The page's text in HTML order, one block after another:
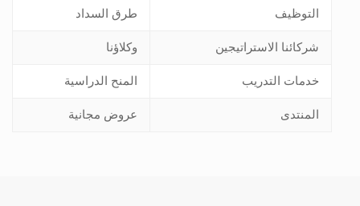
التوظيف طرق السداد
شركائنا الاستراتيجين وكلاؤنا
خدمات التدريب المنح الدراسية
المنتدى عروض مجانية